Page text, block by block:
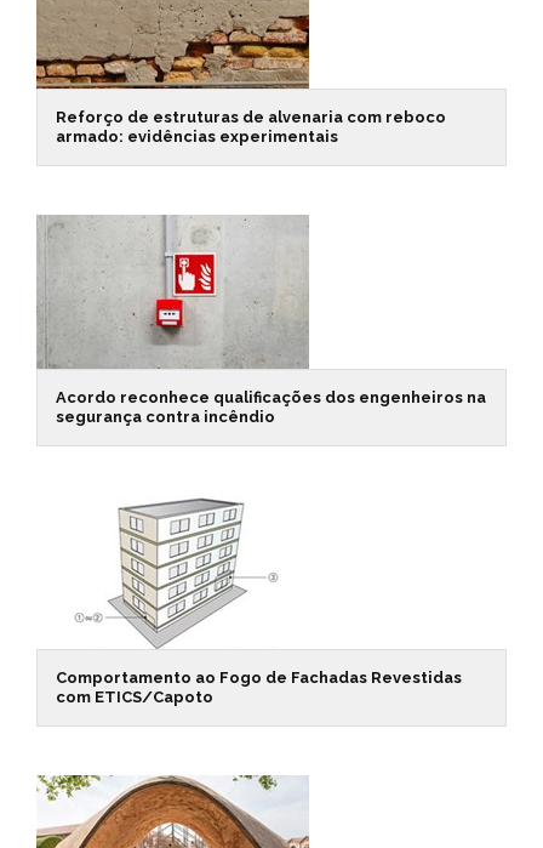
Reforço de estruturas de alvenaria com reboco
armado: evidências experimentais
Acordo reconhece qualificações dos engenheiros na
segurança contra incêndio
Comportamento ao Fogo de Fachadas Revestidas
com ETICS/Capoto